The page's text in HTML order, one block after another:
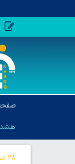
۲۸ اسفند ۱۴۰۳